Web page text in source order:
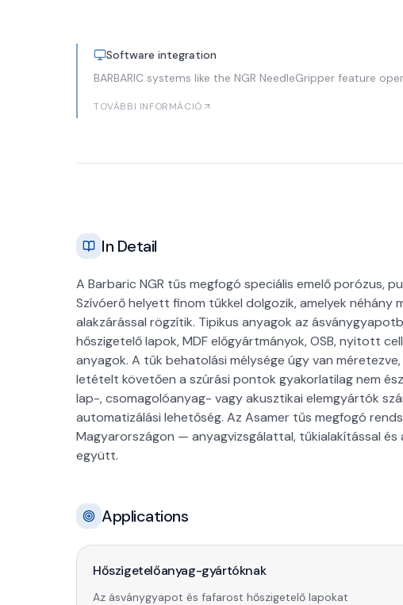
Software integration
BARBARIC systems like the NGR NeedleGripper feature
TOVÁBBI INFORMÁCIÓ
In Detail
A Barbaric NGR tűs megfogó speciális emelő porózus,
Szívóerő helyett finom tűkkel dolgozik, amelyek néhány
alakzárással rögzítik. Tipikus anyagok az
hőszigetelő lapok, MDF előgyártmányok, OSB, nyitott
anyagok. A tűk behatolási mélysége úgy van
letételt követően a szúrási pontok gyakorlatilag nem
lap-, csomagolóanyag- vagy akusztikai elemgyártók
automatizálási lehetőség. Az Asamer tűs megfogó
Magyarországon — anyagvizsgálattal, tűkialakítással
együtt.
Applications
Hőszigetelőanyag-gyártóknak
Az ásványgyapot és fafarost hőszigetelő lapokat